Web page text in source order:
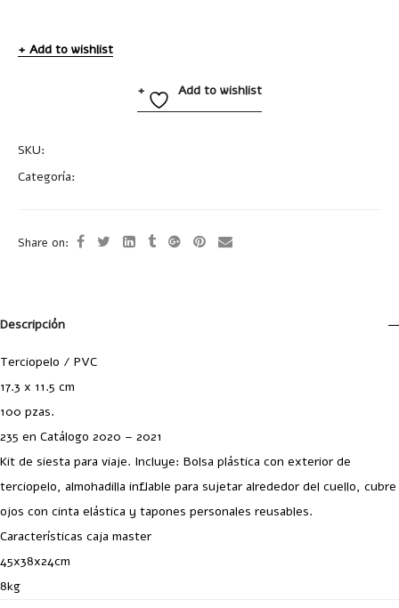
Add to wishlist
Add to wishlist
SKU:
Categoría:
Share on:
Descripción
Terciopelo / PVC
17.3 x 11.5 cm
100 pzas.
235 en Catálogo 2020 – 2021
Kit de siesta para viaje. Incluye: Bolsa plástica con exterior de
terciopelo, almohadilla inflable para sujetar alrededor del cuello, cubre
ojos con cinta elástica y tapones personales reusables.
Características caja master
45x38x24cm
8kg